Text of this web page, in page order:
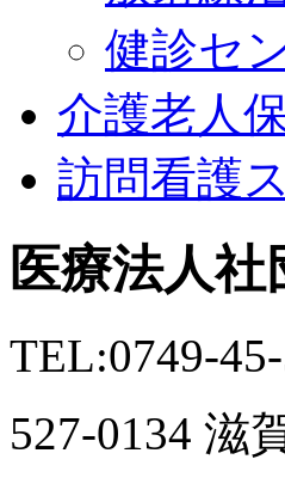
健診セ
介護老人
訪問看護
医療法人
TEL:0749-
527-0134 滋